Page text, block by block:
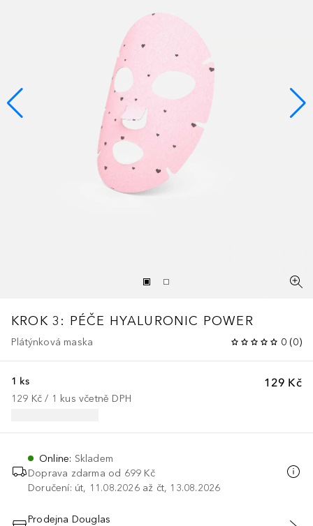
KROK 3: PÉČE HYALURONIC POWER
Plátýnková maska 0 (0)
129 Kč
1 ks
129 Kč / 1 kus včetně DPH
Online: Skladem
Doprava zdarma od 699 Kč
Doručení: út, 11.08.2026 až čt, 13.08.2026
Prodejna Douglas